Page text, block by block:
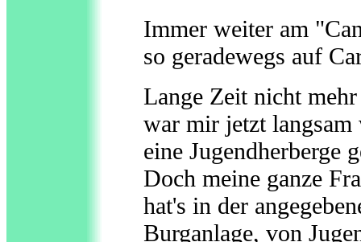
Immer weiter am
so geradewegs auf
Lange Zeit nicht
war mir jetzt langsam
eine Jugendherberge
Doch meine ganze
hat's in der
Burganlage, von